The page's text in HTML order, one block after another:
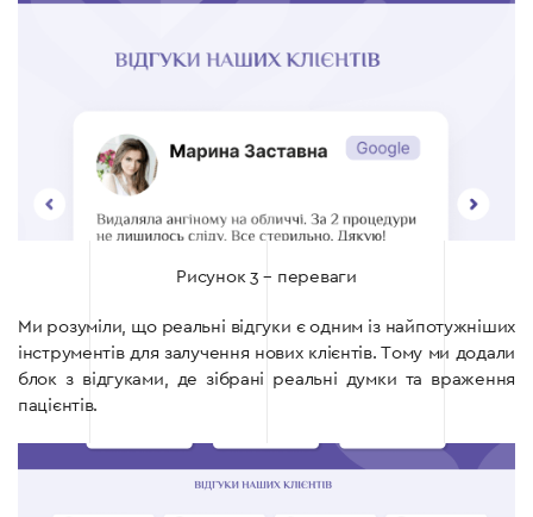
Рисунок 3 – переваги
Ми розуміли, що реальні відгуки є одним із найпотужніших
інструментів для залучення нових клієнтів. Тому ми додали
блок з відгуками, де зібрані реальні думки та враження
пацієнтів.